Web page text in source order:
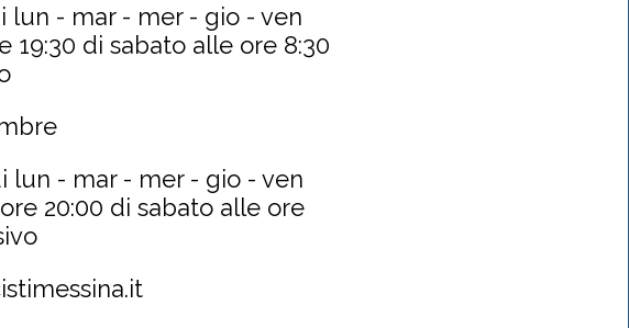
lun - mar - mer - gio - ven
19:30 di sabato alle ore 8:30
lun - mar - mer - gio - ven
20:00 di sabato alle ore